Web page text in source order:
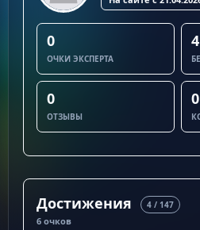
0
ОЧКИ ЭКСПЕРТА
4
0
ОТЗЫВЫ
0
Достижения 4 / 147
6 очков